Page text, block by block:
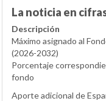
La noticia en
Descripción
Máximo asignado al
(2026-2032)
Porcentaje
fondo
Aporte adicional de